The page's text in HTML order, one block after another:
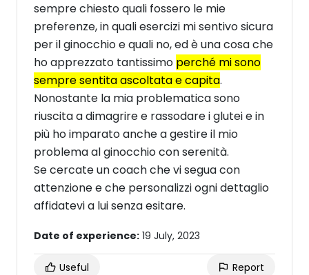
sempre chiesto quali fossero le mie
preferenze, in quali esercizi mi sentivo sicura
per il ginocchio e quali no, ed è una cosa che
ho apprezzato tantissimo perché mi sono
sempre sentita ascoltata e capita.
Nonostante la mia problematica sono
riuscita a dimagrire e rassodare i glutei e in
più ho imparato anche a gestire il mio
problema al ginocchio con serenità.
Se cercate un coach che vi segua con
attenzione e che personalizzi ogni dettaglio
affidatevi a lui senza esitare.
Date of experience: 19 July, 2023
Useful Report